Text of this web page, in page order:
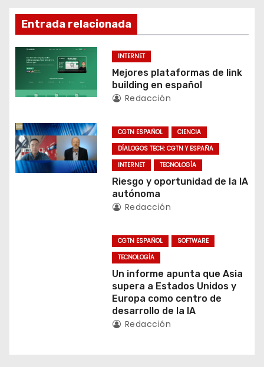
g
a
c
i
ó
n
d
Entrada relacionada
INTERNET
Mejores plataformas de link
building en español
Redacción
CGTN ESPAÑOL
CIENCIA
DÍALOGOS TECH: CGTN Y ESPAÑA
INTERNET
TECNOLOGÍA
Riesgo y oportunidad de la IA
autónoma
Redacción
CGTN ESPAÑOL
SOFTWARE
TECNOLOGÍA
Un informe apunta que Asia
supera a Estados Unidos y
Europa como centro de
desarrollo de la IA
Redacción